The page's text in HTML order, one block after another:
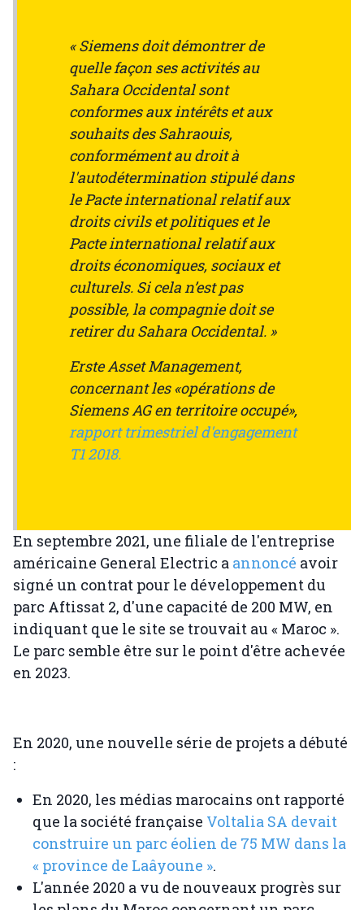
« Siemens doit démontrer de
quelle façon ses activités au
Sahara Occidental sont
conformes aux intérêts et aux
souhaits des Sahraouis,
conformément au droit à
l'autodétermination stipulé dans
le Pacte international relatif aux
droits civils et politiques et le
Pacte international relatif aux
droits économiques, sociaux et
culturels. Si cela n’est pas
possible, la compagnie doit se
retirer du Sahara Occidental. »
Erste Asset Management,
concernant les «opérations de
Siemens AG en territoire occupé»,
rapport trimestriel d'engagement
T1 2018.
En septembre 2021, une filiale de l'entreprise
américaine General Electric a annoncé avoir
signé un contrat pour le développement du
parc Aftissat 2, d'une capacité de 200 MW, en
indiquant que le site se trouvait au « Maroc ».
Le parc semble être sur le point d'être achevée
en 2023.
En 2020, une nouvelle série de projets a débuté
:
En 2020, les médias marocains ont rapporté
que la société française Voltalia SA devait
construire un parc éolien de 75 MW dans la
« province de Laâyoune ».
L'année 2020 a vu de nouveaux progrès sur